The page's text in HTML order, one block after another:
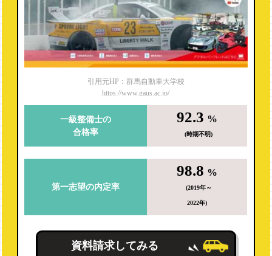
引用元HP：群馬自動車大学校
https://www.gaus.ac.jp/
一級整備士の
合格率
92.3 %
(時期不明)
第一志望の内定率
98.8 %
(2019年～
2022年)
資料請求してみる